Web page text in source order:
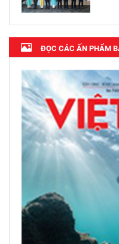
ĐỌC CÁC ẤN PHẨM